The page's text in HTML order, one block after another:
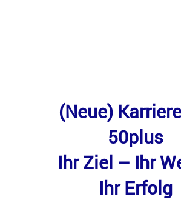
(Neue)
50plus
Ihr Ziel – Ihr
Ihr Erfolg